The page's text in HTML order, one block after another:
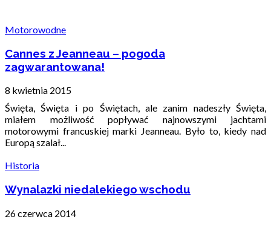
Motorowodne
Cannes z Jeanneau – pogoda
zagwarantowana!
8 kwietnia 2015
Święta, Święta i po Świętach, ale zanim nadeszły Święta,
miałem możliwość popływać najnowszymi jachtami
motorowymi francuskiej marki Jeanneau. Było to, kiedy nad
Europą szalał...
Historia
Wynalazki niedalekiego wschodu
26 czerwca 2014